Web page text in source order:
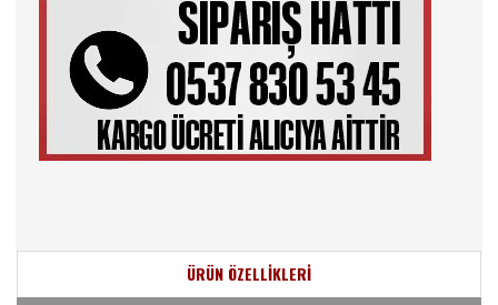
ÜRÜN ÖZELLİKLERİ